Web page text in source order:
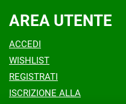
AREA UTENTE
ACCEDI
WISHLIST
REGISTRATI
ISCRIZIONE ALLA